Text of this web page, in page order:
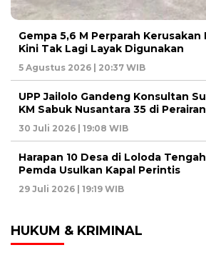
Gempa 5,6 M Perparah
Kini Tak Lagi Layak Digunakan
5 Agustus 2026 | 20:37 WIB
UPP Jailolo Gandeng Konsultan
KM Sabuk Nusantara 35 di
30 Juli 2026 | 19:08 WIB
Harapan 10 Desa di Loloda
Pemda Usulkan Kapal Perintis
29 Juli 2026 | 19:19 WIB
HUKUM & KRIMINAL